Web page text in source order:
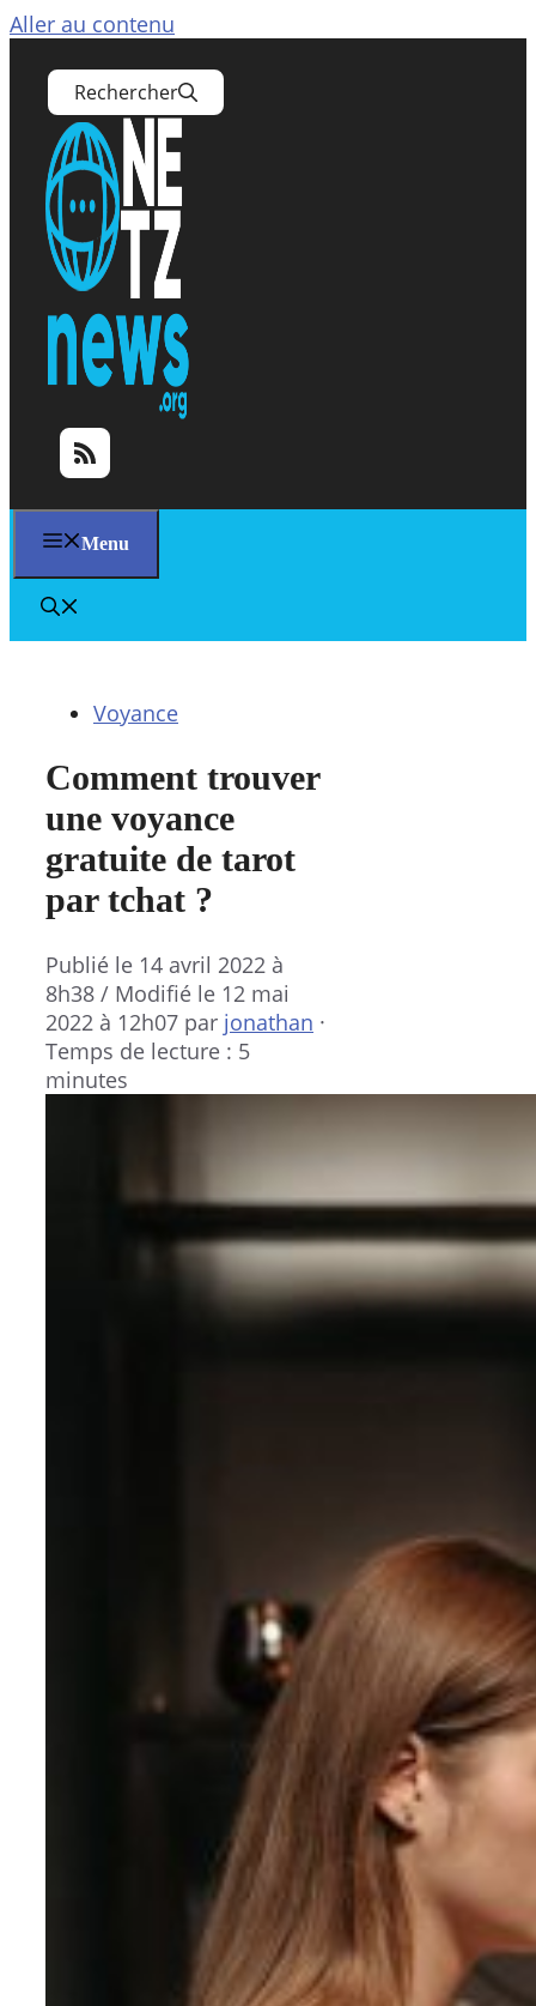
Aller au contenu
Rechercher
Menu
Voyance
Comment trouver
une voyance
gratuite de tarot
par tchat ?
Publié le 14 avril 2022 à
8h38 / Modifié le 12 mai
2022 à 12h07 par jonathan ·
Temps de lecture : 5
minutes